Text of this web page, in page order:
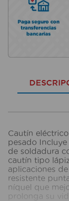
Cautín
pesado
de soldadura
cautín tipo
aplicaciones
resistente
níquel que
prolonga su